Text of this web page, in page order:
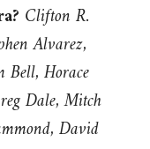
Clifton R.
Alvarez,
Bell, Horace
Dale, Mitch
David